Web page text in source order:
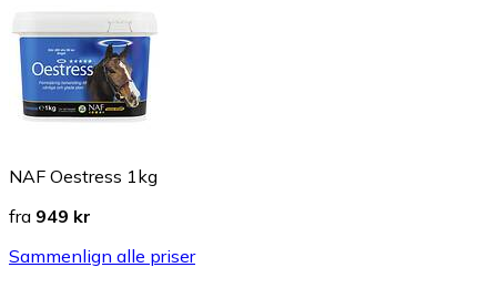
NAF Oestress 1kg
fra 949 kr
Sammenlign alle priser